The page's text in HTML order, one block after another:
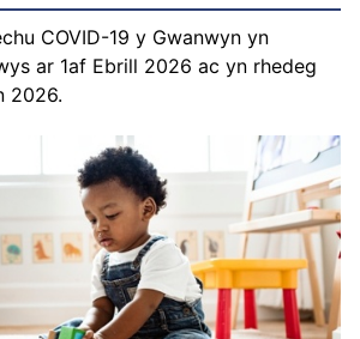
COVID-19 y Gwanwyn yn
ar 1af Ebrill 2026 ac yn rhedeg
2026.